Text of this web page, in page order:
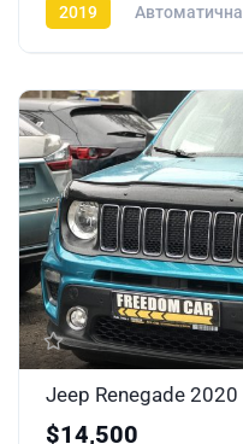
2019 Автоматична
Jeep Renegade 2020
$14,500